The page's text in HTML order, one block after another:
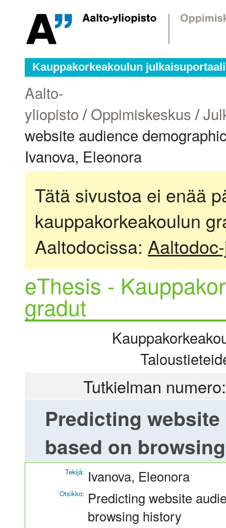
Kauppakorkeakoulun julkaisuportaali
Aalto-
yliopisto /Oppimiskeskus /
website audience
Ivanova, Eleonora
Tätä sivustoa ei enää
kauppakorkeakoulun
Aaltodocissa:
eThesis -
gradut
Tutkielman
Predicting
based on
Tekijä: Ivanova, Eleonora
Otsikko: Predicting website
browsing history